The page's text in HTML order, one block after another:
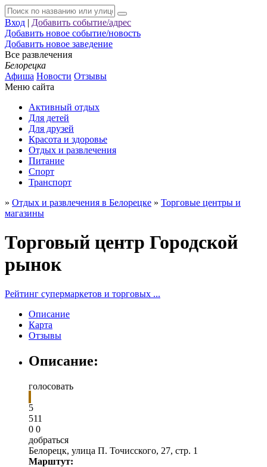
Вход | Добавить событие/адрес
Добавить новое событие/новость
Добавить новое заведение
Все развлечения
Белорецка
Афиша Новости Отзывы
Меню сайта
Активный отдых
Для детей
Для друзей
Красота и здоровье
Отдых и развлечения
Питание
Спорт
Транспорт
» Отдых и развлечения в Белорецке » Торговые центры и
магазины
Торговый центр Городской
рынок
Рейтинг супермаркетов и торговых ...
Описание
Карта
Отзывы
Описание:
голосовать
5
511
0 0
добраться
Белорецк, улица П. Точисского, 27, стр. 1
Марштут: